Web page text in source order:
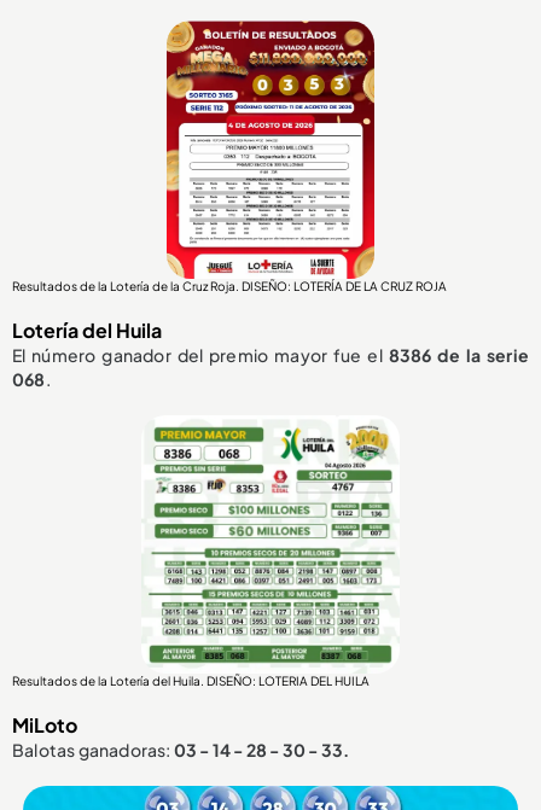
Resultados de la Lotería de la Cruz Roja. DISEÑO: LOTERÍA DE LA CRUZ ROJA
Lotería del Huila
El número ganador del premio mayor fue el 8386 de la serie
068.
Resultados de la Lotería del Huila. DISEÑO: LOTERIA DEL HUILA
MiLoto
Balotas ganadoras: 03 - 14 - 28 - 30 - 33.